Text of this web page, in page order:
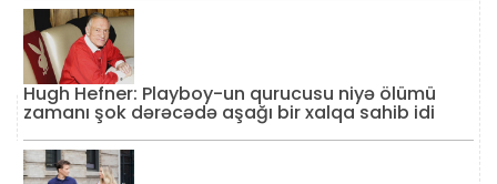
Hugh Hefner: Playboy-un qurucusu niyə ölümü
zamanı şok dərəcədə aşağı bir xalqa sahib idi